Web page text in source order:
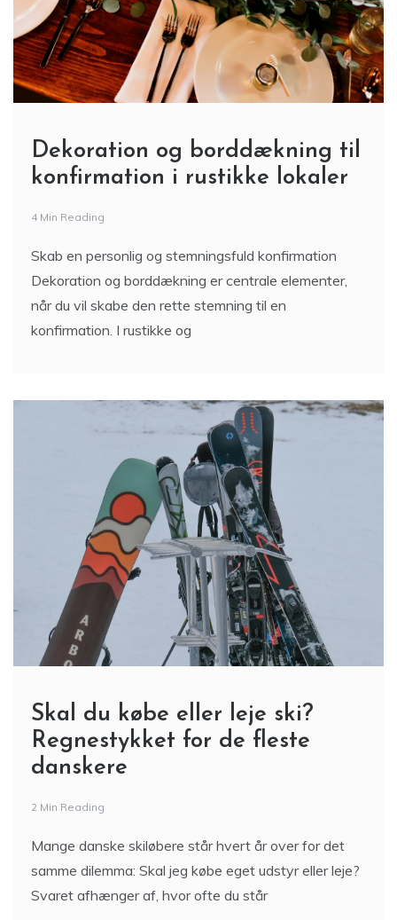
Dekoration og borddækning til
konfirmation i rustikke lokaler
4 Min Reading
Skab en personlig og stemningsfuld konfirmation
Dekoration og borddækning er centrale elementer,
når du vil skabe den rette stemning til en
konfirmation. I rustikke og
Skal du købe eller leje ski?
Regnestykket for de fleste
danskere
2 Min Reading
Mange danske skiløbere står hvert år over for det
samme dilemma: Skal jeg købe eget udstyr eller leje?
Svaret afhænger af, hvor ofte du står